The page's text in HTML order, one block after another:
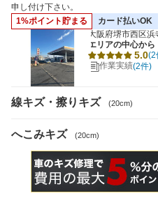
申し付け下さい。
1%ポイント貯まる
カード払いOK
大阪府堺市西区
エリアの中心から
5.0(2
作業実績(2件)
線キズ・擦りキズ (20cm)
へこみキズ (20cm)